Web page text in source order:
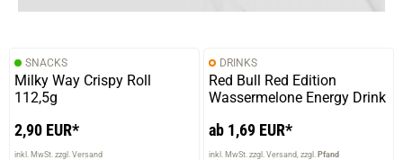
SNACKS
Milky Way Crispy Roll
112,5g
2,90 EUR*
inkl. MwSt. zzgl. Versand
DRINKS
Red Bull Red Edition
Wassermelone Energy Drink
ab 1,69 EUR*
inkl. MwSt. zzgl. Versand zzgl.
Pfand